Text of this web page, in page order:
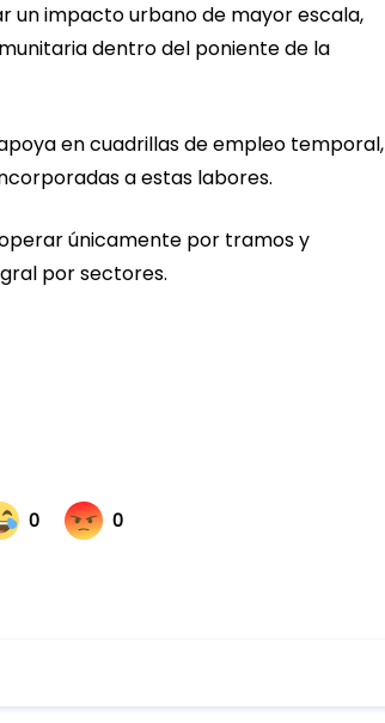
un impacto urbano de mayor escala,
dentro del poniente de la
en cuadrillas de empleo temporal,
a estas labores.
únicamente por tramos y
por sectores.